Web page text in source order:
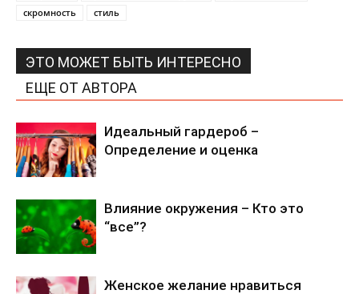
скромность
стиль
ЭТО МОЖЕТ БЫТЬ ИНТЕРЕСНО
ЕЩЕ ОТ АВТОРА
Идеальный гардероб –
Определение и оценка
Влияние окружения – Кто это
“все”?
Женское желание нравиться